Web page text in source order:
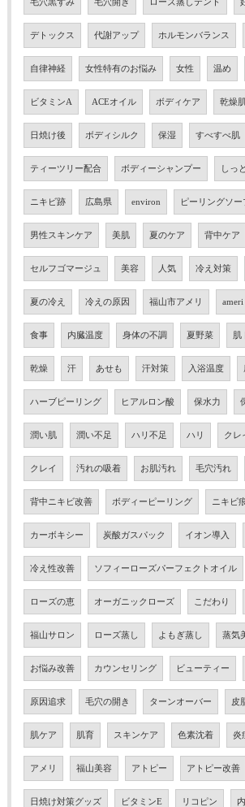
デトックス 代謝アップ ホルモンバランス
自律神経 女性特有のお悩み 女性 温め
ビタミンA ACEオイル ボディケア 乾燥
日焼け後 ボディシルク 保湿 すべすべ肌
ティーツリー配合 ボディーシャンプー しっ
ニキビ跡 広島県 environ ピーリングソー
男性スキンケア 美肌 夏のケア 背中ケア
セルフゴマージュ 美容 人気 冷え対策
夏の冷え 冷えの原因 福山市アメリ ameri
食事 内臓温度 身体の不調 夏野菜 肌
乾燥 汗 あせも 汗対策 入浴温度
ハーブピーリング ヒアルロン酸 保水力
潤い肌 潤い不足 ハリ不足 ハリ クレ
クレイ 汚れの吸着 お肌汚れ 毛穴汚れ
背中ニキビ改善 ボディーピーリング ニキビ
カーボキシー 炭酸ガスパック イオン導入
冷え性改善 ソフィーローズパーフェクトオイル
ローズの恵 オーガニックローズ こだわり
福山サロン ローズ蒸し よもぎ蒸し 蒸気
お悩み改善 カウンセリング ビューティー
原因追求 毛穴の開き ターンオーバー 皮
肌ケア 肌育 スキンケア 色素沈着 炎
アメリ 福山美容 アトピー アトピー改善
日焼け対策グッズ ビタミンE リコピン